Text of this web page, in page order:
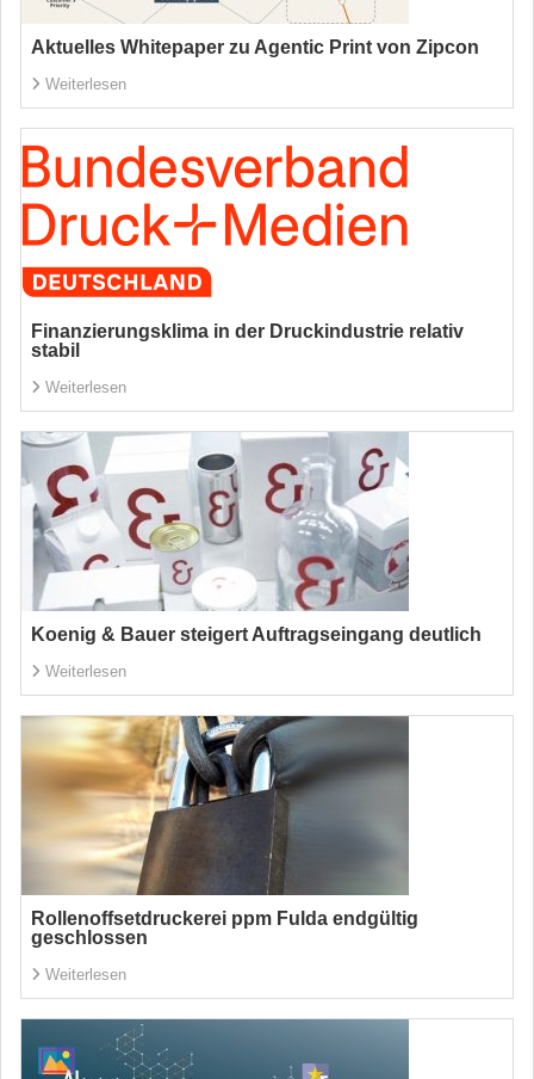
Aktuelles Whitepaper zu Agentic Print von Zipcon
Weiterlesen
Finanzierungsklima in der Druckindustrie relativ
stabil
Weiterlesen
Koenig & Bauer steigert Auftragseingang deutlich
Weiterlesen
Rollenoffsetdruckerei ppm Fulda endgültig
geschlossen
Weiterlesen